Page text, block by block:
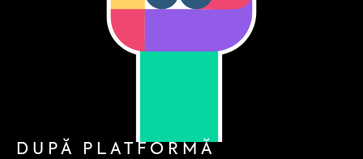
DUPĂ PLATFORMĂ